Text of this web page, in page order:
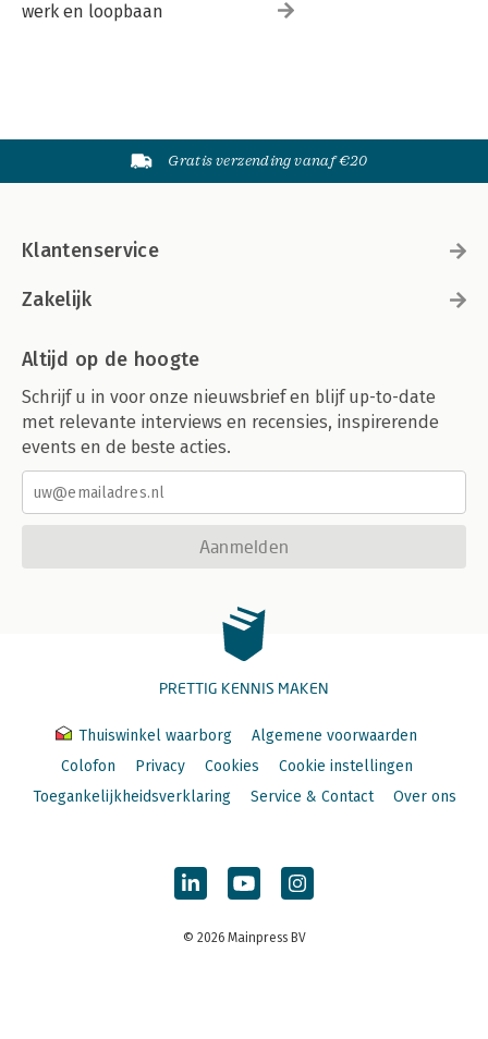
werk en loopbaan
Gratis verzending vanaf €20
Klantenservice
Zakelijk
Altijd op de hoogte
Schrijf u in voor onze nieuwsbrief en blijf up-to-date
met relevante interviews en recensies, inspirerende
events en de beste acties.
Aanmelden
PRETTIG KENNIS MAKEN
Thuiswinkel waarborg
Algemene voorwaarden
Colofon
Privacy Cookies
Cookie instellingen
Toegankelijkheidsverklaring
Service & Contact Over ons
© 2026 Mainpress BV